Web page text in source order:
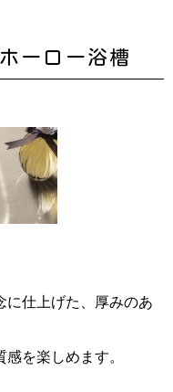
ーロー浴槽
に仕上げた、厚みのあ
を楽しめます。